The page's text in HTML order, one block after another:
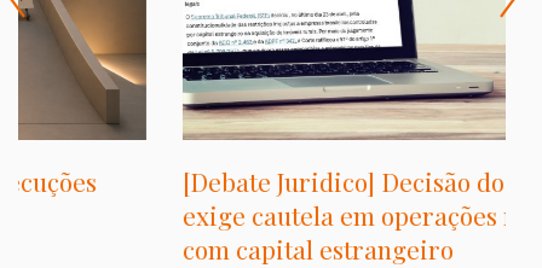
[Debate Juridico] Decisão do STF
exige cautela em operações rurais
com capital estrangeiro